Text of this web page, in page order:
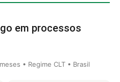
em processos
• Regime CLT • Brasil